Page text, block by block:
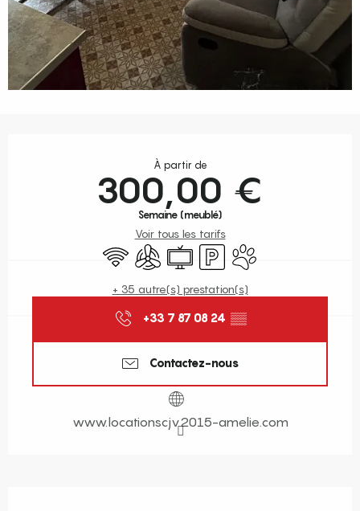
À partir de
300,00 €
Semaine (meublé)
Voir tous les tarifs
WiFi Air conditionné
Télévision
ParkingAnimaux acceptés
+ 35 autre(s) prestation(s)
+33 7 87 08 24 ▒▒
Contactez-nous
www.locationscjv2015-amelie.com